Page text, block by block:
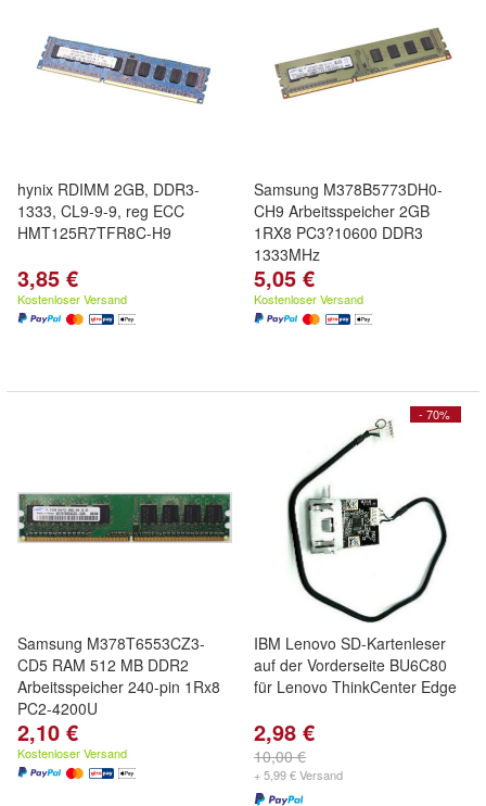
hynix RDIMM 2GB, DDR3-
1333, CL9-9-9, reg ECC
HMT125R7TFR8C-H9
3,85 €
Kostenloser Versand
Samsung M378B5773DH0-
CH9 Arbeitsspeicher 2GB
1RX8 PC3?10600 DDR3
1333MHz
5,05 €
Kostenloser Versand
Samsung M378T6553CZ3-
CD5 RAM 512 MB DDR2
Arbeitsspeicher 240-pin 1Rx8
PC2-4200U
2,10 €
Kostenloser Versand
- 70%
IBM Lenovo SD-Kartenleser
auf der Vorderseite BU6C80
für Lenovo ThinkCenter Edge
2,98 €
10,00 €
+ 5,99 € Versand